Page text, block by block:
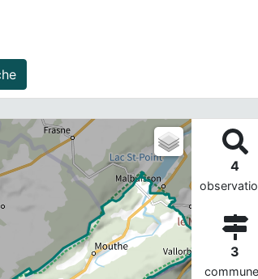
sur cette fiche
4
3